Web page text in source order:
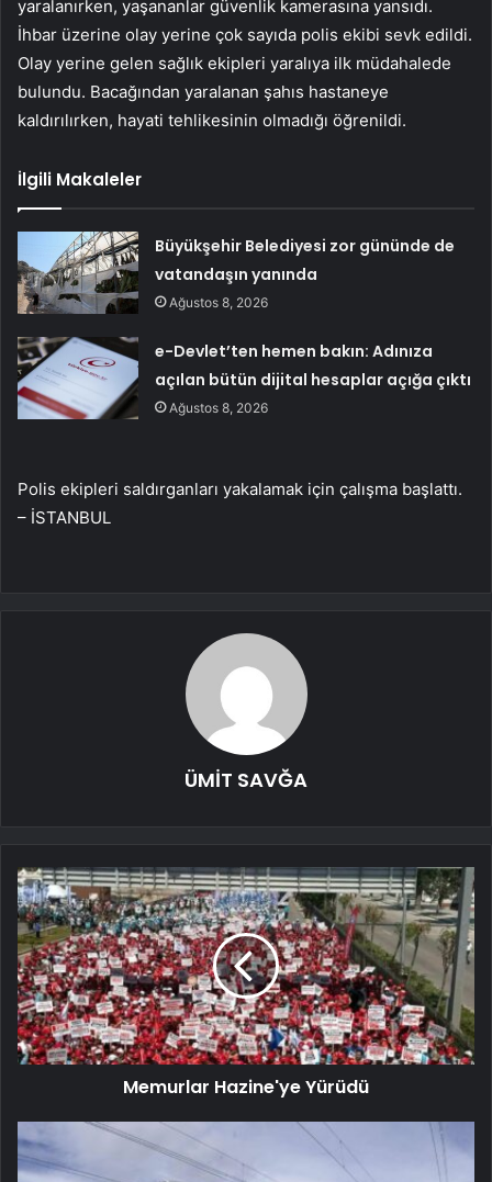
yaralanırken, yaşananlar güvenlik kamerasına yansıdı.
İhbar üzerine olay yerine çok sayıda polis ekibi sevk edildi.
Olay yerine gelen sağlık ekipleri yaralıya ilk müdahalede
bulundu. Bacağından yaralanan şahıs hastaneye
kaldırılırken, hayati tehlikesinin olmadığı öğrenildi.
İlgili Makaleler
Büyükşehir Belediyesi zor gününde de
vatandaşın yanında
Ağustos 8, 2026
e-Devlet’ten hemen bakın: Adınıza
açılan bütün dijital hesaplar açığa çıktı
Ağustos 8, 2026
Polis ekipleri saldırganları yakalamak için çalışma başlattı.
– İSTANBUL
ÜMİT SAVĞA
Memurlar Hazine'ye Yürüdü